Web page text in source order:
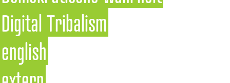
Digital Tribalism
english